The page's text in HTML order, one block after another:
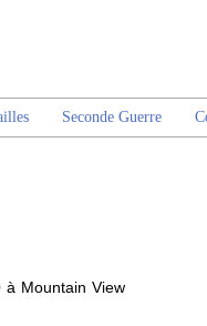
Seconde Guerre
Mountain View